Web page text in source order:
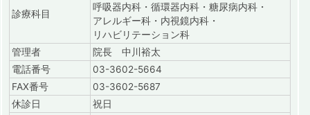
診療科目
呼吸器内科・循環器内科・糖尿病内科・
アレルギー科・内視鏡内科・
リハビリテーション科
管理者
院長 中川裕太
電話番号
03-3602-5664
FAX番号
03-3602-5687
休診日
祝日